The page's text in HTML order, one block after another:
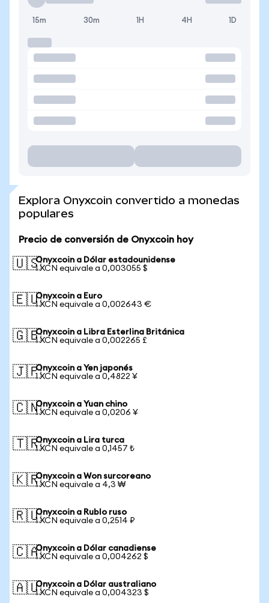
15m 30m 1H 4H 1D
Explora Onyxcoin convertido a monedas
populares
Precio de conversión de Onyxcoin hoy
🇺🇸Onyxcoin a Dólar estadounidense
1 XCN equivale a 0,003055 $
🇪🇺Onyxcoin a Euro
1 XCN equivale a 0,002643 €
🇬🇧Onyxcoin a Libra Esterlina Británica
1 XCN equivale a 0,002265 £
🇯🇵Onyxcoin a Yen japonés
1 XCN equivale a 0,4822 ¥
🇨🇳Onyxcoin a Yuan chino
1 XCN equivale a 0,0206 ¥
🇹🇷Onyxcoin a Lira turca
1 XCN equivale a 0,1457 ₺
🇰🇷Onyxcoin a Won surcoreano
1 XCN equivale a 4,3 ₩
🇷🇺Onyxcoin a Rublo ruso
1 XCN equivale a 0,2514 ₽
🇨🇦Onyxcoin a Dólar canadiense
1 XCN equivale a 0,004262 $
🇦🇺Onyxcoin a Dólar australiano
1 XCN equivale a 0,004323 $